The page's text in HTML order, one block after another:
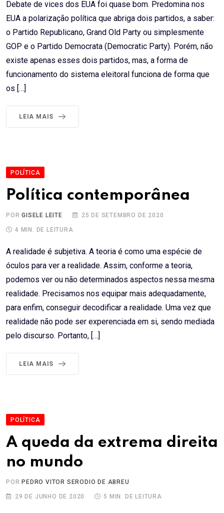
Debate de vices dos EUA foi quase bom. Predomina nos
EUA a polarização política que abriga dois partidos, a saber:
o Partido Republicano, Grand Old Party ou simplesmente
GOP e o Partido Democrata (Democratic Party). Porém, não
existe apenas esses dois partidos, mas, a forma de
funcionamento do sistema eleitoral funciona de forma que
os […]
LEIA MAIS
POLÍTICA
Política contemporânea
PORGISELE LEITE 25 DE SETEMBRO DE 2020
4 MIN. DE LEITURA
A realidade é subjetiva. A teoria é como uma espécie de
óculos para ver a realidade. Assim, conforme a teoria,
podemos ver ou não determinados aspectos nessa mesma
realidade. Precisamos nos equipar mais adequadamente,
para enfim, conseguir decodificar a realidade. Uma vez que
realidade não pode ser experenciada em si, sendo mediada
pelo discurso. Portanto, […]
LEIA MAIS
POLÍTICA
A queda da extrema direita
no mundo
POR PEDRO VITOR SERODIO DE ABREU
29 DE JUNHO DE 2020 5 MIN. DE LEITURA